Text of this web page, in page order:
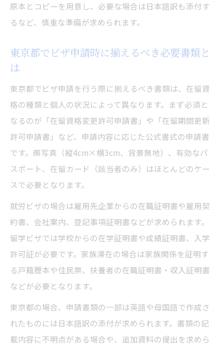
原本とコピーを用意し、必要な場合は日本語訳も添付す
るなど、慎重な準備が求められます。
東京都でビザ申請時に揃えるべき必要書類と
は
東京都でビザ申請を行う際に揃えるべき書類は、在留資
格の種類と個人の状況によって異なります。まず必須と
なるのが「在留資格変更許可申請書」や「在留期間更新
許可申請書」など、申請内容に応じた公式書式の申請書
です。顔写真（縦4cm×横3cm、背景無地）、有効なパ
スポート、在留カード（該当者のみ）はほとんどのケー
スで必要となります。
就労ビザの場合は雇用先企業からの在職証明書や雇用契
約書、会社案内、登記事項証明書などが求められます。
留学ビザでは学校からの在学証明書や成績証明書、入学
許可証が必要です。家族滞在の場合は家族関係を証明す
る戸籍謄本や住民票、扶養者の在職証明書・収入証明書
などが必要となります。
東京都の場合、申請書類の一部は英語や母国語で作成さ
れたものには日本語訳の添付が求められます。書類の記
載内容に不明点がある場合や、追加資料の提出を求めら